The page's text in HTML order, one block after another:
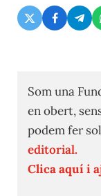
Som una
en obert,
podem fer
editorial.
Clica aquí i